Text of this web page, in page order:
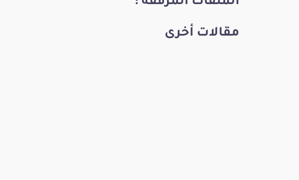
مقالات أخرى